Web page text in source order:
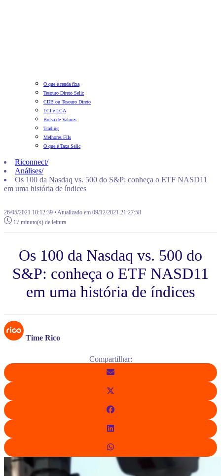
O que é renda fixa
Tesouro Direto Selic
CDB ou Tesouro Direto
LCI e LCA
Bolsa de Valores
Trading
Melhores FIIs
O que é Taxa Selic
Riconnect/
Análises/
Os 100 da Nasdaq vs. 500 do S&P: conheça o ETF NASD11
em uma história de índices
26/05/2021 10:12:39 • Atualizado em 09/12/2021 21:27:58
17 minuto(s) de leitura
Os 100 da Nasdaq vs. 500 do
S&P: conheça o ETF NASD11
em uma história de índices
Time Rico
Compartilhar: